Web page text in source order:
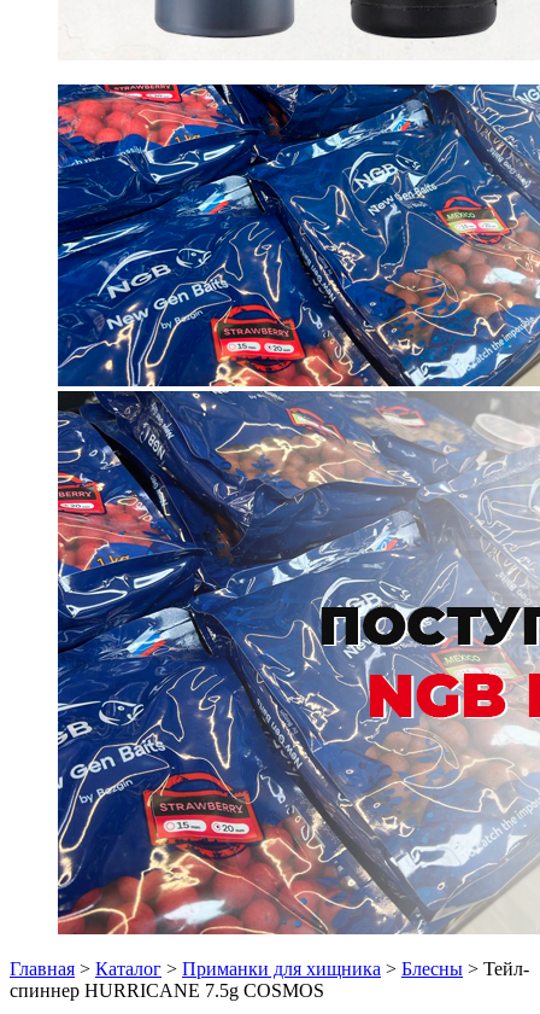
Главная > Каталог > Приманки для хищника > Блесны > Тейл-
спиннер HURRICANE 7.5g COSMOS